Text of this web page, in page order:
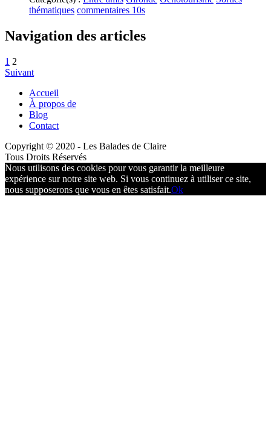
thématiques commentaires 10s
Navigation des articles
1 2
Suivant
Accueil
À propos de
Blog
Contact
Copyright © 2020 - Les Balades de Claire
Tous Droits Réservés
Nous utilisons des cookies pour vous garantir la meilleure
expérience sur notre site web. Si vous continuez à utiliser ce site,
nous supposerons que vous en êtes satisfait.Ok